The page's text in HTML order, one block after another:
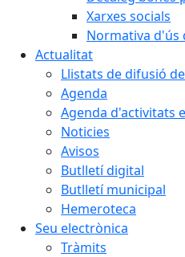
Xarxes socials
Normativa d'ús
Actualitat
Llistats de difusió
Agenda
Agenda d'activitats
Noticies
Avisos
Butlletí digital
Butlletí municipal
Hemeroteca
Seu electrònica
Tràmits